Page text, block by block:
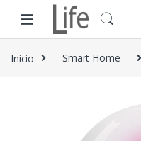
Skip to navigation
Skip to content
Inicio Smart Home